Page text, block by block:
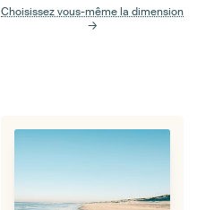
Choisissez vous-même la dimension